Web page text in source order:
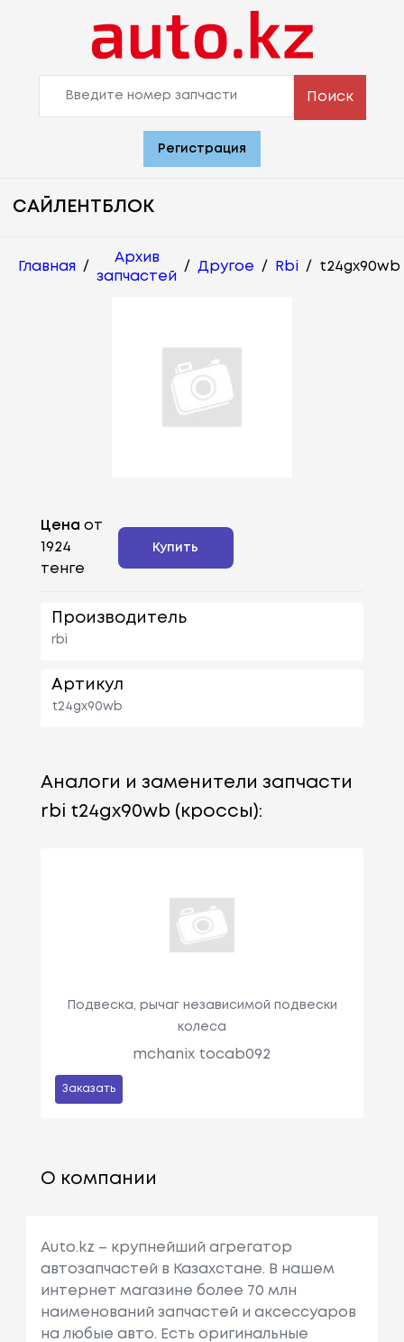
Поиск
Регистрация
САЙЛЕНТБЛОК
Главная /
Архив
запчастей
/ Другое / Rbi / t24gx90wb
Цена от
1924
тенге
Купить
Производитель
rbi
Артикул
t24gx90wb
Аналоги и заменители запчасти
rbi t24gx90wb (кроссы):
Подвеска, рычаг независимой подвески
колеса
mchanix tocab092
Заказать
О компании
Auto.kz – крупнейший агрегатор
автозапчастей в Казахстане. В нашем
интернет магазине более 70 млн
наименований запчастей и аксессуаров
на любые авто. Есть оригинальные